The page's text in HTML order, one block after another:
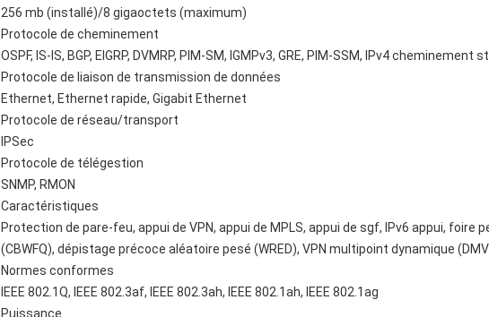
256 mb (installé)/8 gigaoctets (maximum)
Protocole de cheminement
OSPF, IS-IS, BGP, EIGRP, DVMRP, PIM-SM, IGMPv3, GRE, PIM-SSM, IPv4
Protocole de liaison de transmission de données
Ethernet, Ethernet rapide, Gigabit Ethernet
Protocole de réseau/transport
IPSec
Protocole de télégestion
SNMP, RMON
Caractéristiques
Protection de pare-feu, appui de VPN, appui de MPLS, appui de sgf, IPv6 appui, foire
(CBWFQ), dépistage précoce aléatoire pesé (WRED), VPN multipoint dynamique
Normes conformes
IEEE 802.1Q, IEEE 802.3af, IEEE 802.3ah, IEEE 802.1ah, IEEE 802.1ag
Puissance